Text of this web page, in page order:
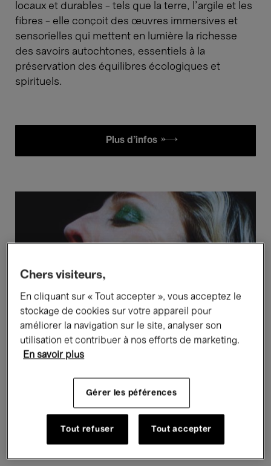
locaux et durables - tels que la terre, l’argile et les
fibres - elle conçoit des œuvres immersives et
sensorielles qui mettent en lumière la richesse
des savoirs autochtones, essentiels à la
préservation des équilibres écologiques et
spirituels.
Plus d'infos £
Be Nice To Me (Flatten 04) from Open My Glade (Flatten), 2000,
video installation by Pipilotti Rist (video still) © Pipilotti Rist /
2000, video installation by Pipilotti Rist (video still) © Pipilotti Rist
Chers visiteurs,
En cliquant sur « Tout accepter », vous acceptez le
stockage de cookies sur votre appareil pour
améliorer la navigation sur le site, analyser son
utilisation et contribuer à nos efforts de marketing.
En savoir plus
Gérer les péférences
Tout refuser Tout accepter